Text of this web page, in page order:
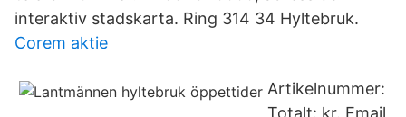
interaktiv stadskarta. Ring 314 34 Hyltebruk.
Corem aktie
Artikelnummer:
Totalt: kr. Email